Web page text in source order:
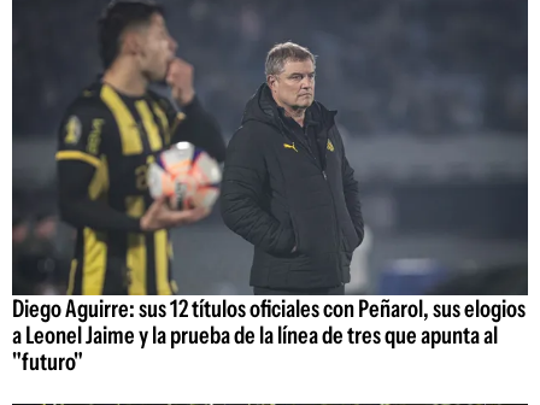
Diego Aguirre: sus 12 títulos oficiales con Peñarol, sus elogios
a Leonel Jaime y la prueba de la línea de tres que apunta al
"futuro"